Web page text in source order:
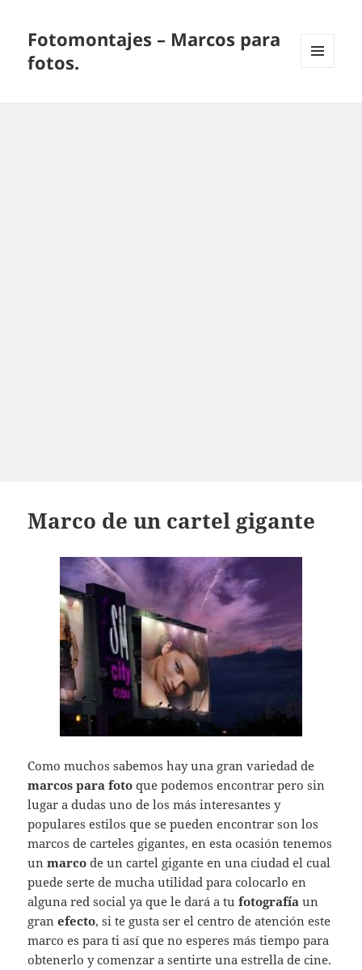
Fotomontajes – Marcos para
fotos.
Marco de un cartel gigante
Como muchos sabemos hay una gran variedad de
marcos para foto que podemos encontrar pero sin
lugar a dudas uno de los más interesantes y
populares estilos que se pueden encontrar son los
marcos de carteles gigantes, en esta ocasión tenemos
unmarco de un cartel gigante en una ciudad el cual
puede serte de mucha utilidad para colocarlo en
alguna red social ya que le dará a tufotografía un
granefecto, si te gusta ser el centro de atención este
marco es para ti así que no esperes más tiempo para
obtenerlo y comenzar a sentirte una estrella de cine.